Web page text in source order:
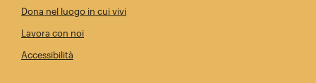
Dona nel luogo in cui vivi
Lavora con noi
Accessibilità